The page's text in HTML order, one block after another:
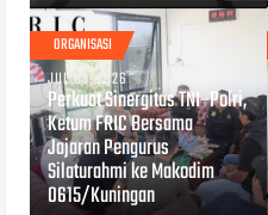
ORGANISASI
JUL 03, 2026
Perkuat Sinergitas TNI–Polri,
Ketum FRIC Bersama
Jajaran Pengurus
Silaturahmi ke Makodim
0615/Kuningan